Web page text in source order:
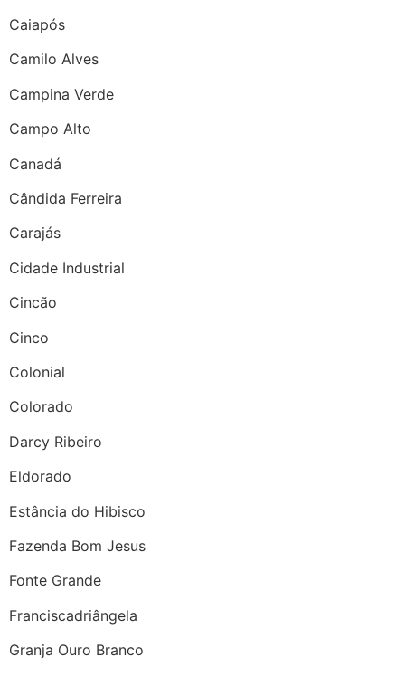
Caiapós
Camilo Alves
Campina Verde
Campo Alto
Canadá
Cândida Ferreira
Carajás
Cidade Industrial
Cincão
Cinco
Colonial
Colorado
Darcy Ribeiro
Eldorado
Estância do Hibisco
Fazenda Bom Jesus
Fonte Grande
Franciscadriângela
Granja Ouro Branco